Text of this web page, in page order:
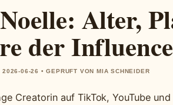
Alter,
der
06-26 • GEPRUFT VON MIA SCHNEIDER
Creatorin auf TikTok, YouTube